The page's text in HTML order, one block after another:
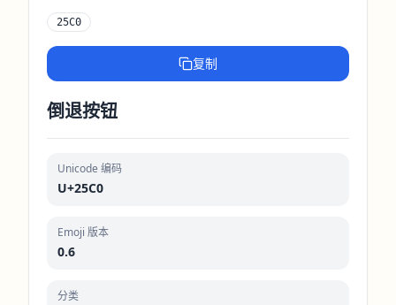
25C0
复制
倒退按钮
Unicode 编码
U+25C0
Emoji 版本
0.6
分类